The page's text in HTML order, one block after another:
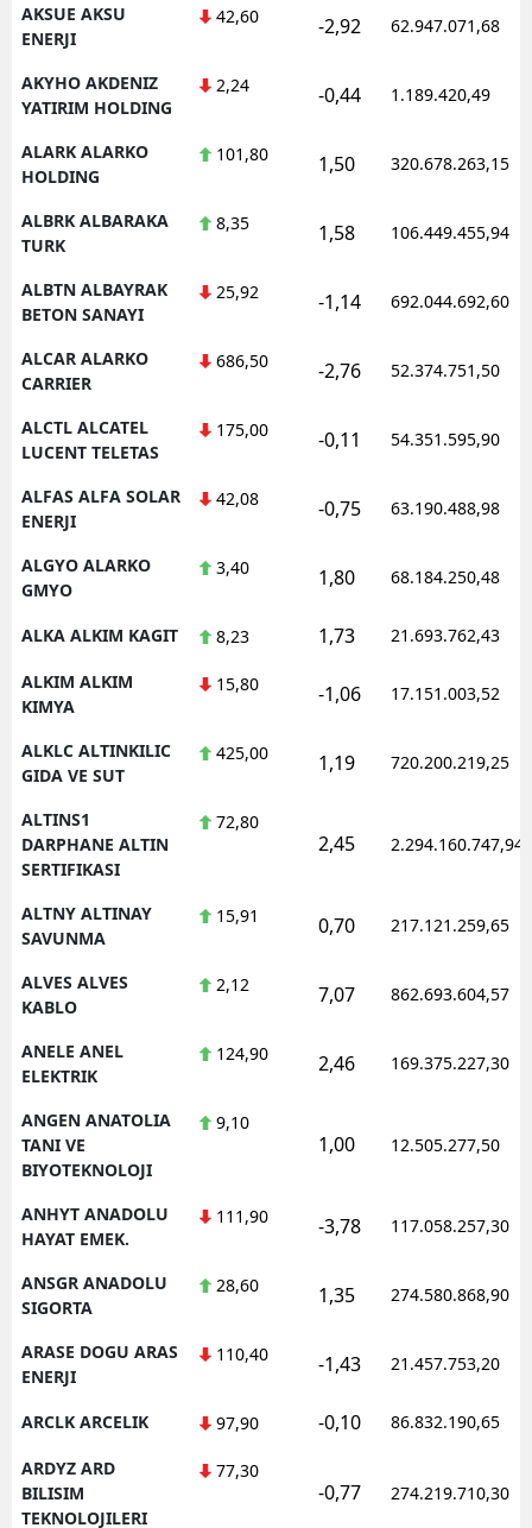
AKSUE AKSU
ENERJI
42,60 -2,92 62.947.071,68
AKYHO AKDENIZ
YATIRIM HOLDING
2,24 -0,44 1.189.420,49
ALARK ALARKO
HOLDING
101,80 1,50 320.678.263,15
ALBRK ALBARAKA
TURK
8,35 1,58 106.449.455,94
ALBTN ALBAYRAK
BETON SANAYI
25,92 -1,14 692.044.692,60
ALCAR ALARKO
CARRIER
686,50 -2,76 52.374.751,50
ALCTL ALCATEL
LUCENT TELETAS
175,00 -0,11 54.351.595,90
ALFAS ALFA SOLAR
ENERJI
42,08 -0,75 63.190.488,98
ALGYO ALARKO
GMYO
3,40 1,80 68.184.250,48
ALKA ALKIM KAGIT 8,23 1,73 21.693.762,43
ALKIM ALKIM
KIMYA
15,80 -1,06 17.151.003,52
ALKLC ALTINKILIC
GIDA VE SUT
425,00 1,19 720.200.219,25
ALTINS1
DARPHANE ALTIN
SERTIFIKASI
72,80
2,45 2.294.160.747,94
ALTNY ALTINAY
SAVUNMA
15,91 0,70 217.121.259,65
ALVES ALVES
KABLO
2,12 7,07 862.693.604,57
ANELE ANEL
ELEKTRIK
124,90 2,46 169.375.227,30
ANGEN ANATOLIA
TANI VE
BIYOTEKNOLOJI
9,10
1,00 12.505.277,50
ANHYT ANADOLU
HAYAT EMEK.
111,90 -3,78 117.058.257,30
ANSGR ANADOLU
SIGORTA
28,60 1,35 274.580.868,90
ARASE DOGU ARAS
ENERJI
110,40 -1,43 21.457.753,20
ARCLK ARCELIK 97,90 -0,10 86.832.190,65
ARDYZ ARD
BILISIM
TEKNOLOJILERI
77,30
-0,77 274.219.710,30